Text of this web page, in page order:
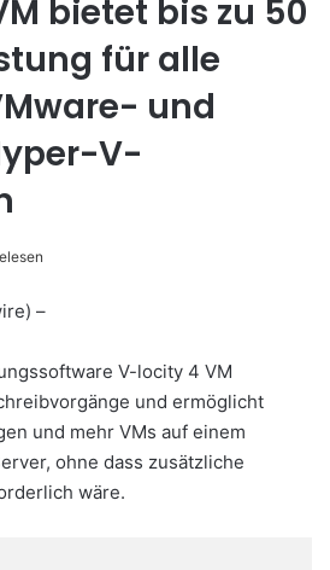
bietet bis zu 50
für alle
und
V-
–
V-locity 4 VM
und ermöglicht
und mehr VMs auf einem
ohne dass zusätzliche
wäre.